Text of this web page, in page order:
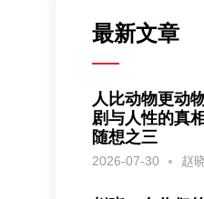
最新文章
人比动物更动
剧与人性的真
随想之三
2026-07-30 赵